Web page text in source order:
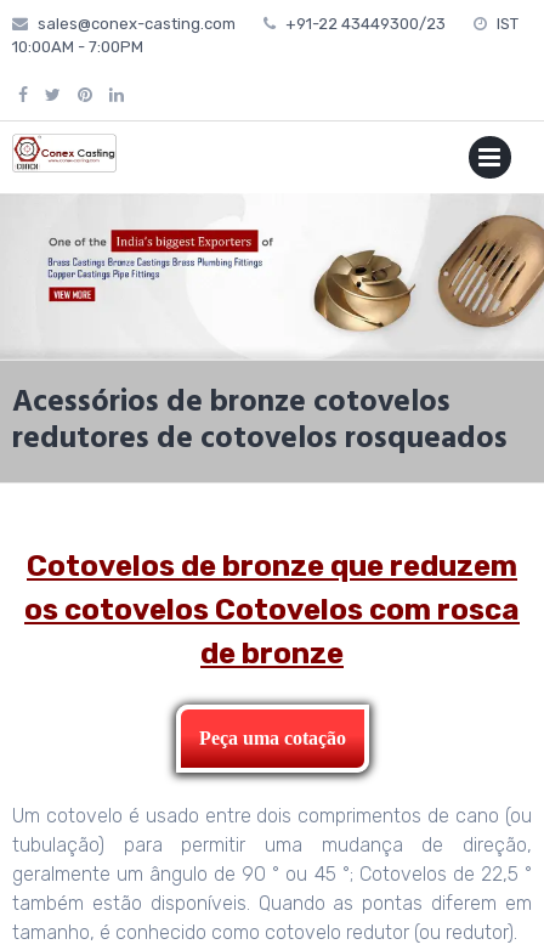
Skip
to
sales@conex-casting.com +91-22 43449300/23
IST
10:00AM - 7:00PM
MENU
Acessórios de bronze cotovelos
redutores de cotovelos rosqueados
Cotovelos de bronze que reduzem
os cotovelos Cotovelos com rosca
de bronze
Peça uma cotação
Um cotovelo é usado entre dois comprimentos de cano (ou
tubulação) para permitir uma mudança de direção,
geralmente um ângulo de 90 ° ou 45 °; Cotovelos de 22,5 °
também estão disponíveis. Quando as pontas diferem em
tamanho, é conhecido como cotovelo redutor (ou redutor).